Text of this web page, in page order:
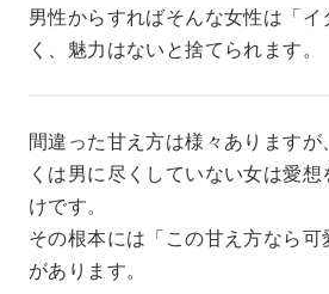
男性からすればそんな女性は「
く、魅力はないと捨てられます。
間違った甘え方は様々ありますが
くは男に尽くしていない女は愛
けです。
その根本には「この甘え方なら
があります。